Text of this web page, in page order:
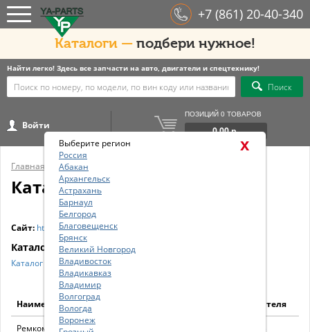
+7 (861) 20-40-340
Каталоги — подбери нужное!
Найти легко! Здесь все запчасти на авто, двигатели и спецтехнику!
Поиск
Войти
ПОЗИЦИЙ 0 ТОВАРОВ
0.00 р.
Главная Бренды
Каталог FRENKIT
Сайт: https://www.frenkit.es
Каталоги
Каталог подбора
Наименование
производителя
Ремкомплект суппорта тормозного 230003
x
Выберите регион
Россия
Абакан
Архангельск
Астрахань
Барнаул
Белгород
Благовещенск
Брянск
Великий Новгород
Владивосток
Владикавказ
Владимир
Волгоград
Вологда
Воронеж